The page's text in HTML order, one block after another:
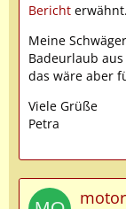
Bericht erwähnt.
Meine
Badeurlaub
das wäre aber
Viele Grüße
Petra